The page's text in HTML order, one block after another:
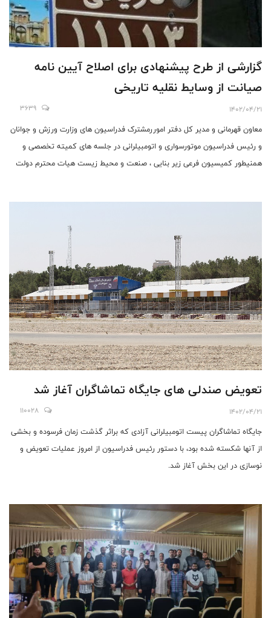
گزارشی از طرح پیشنهادی برای اصلاح آیین نامه
صیانت از وسایط نقلیه تاریخی
1402/04/21
3639
معاون قهرمانی و مدیر کل دفتر اموررمشترک فدراسیون های وزارت ورزش و جوانان
و رئیس فدراسیون موتورسواری و اتومبیلرانی در جلسه های کمیته تخصصی و
همنیطور کمیسیون فرعی زیر بنایی ، صنعت و محیط زیست هیات محترم دولت
تعویض صندلی های جایگاه تماشاگران آغاز شد
1402/04/21
110028
جایگاه تماشاگران پیست اتومبیلرانی آزادی که براثر گذشت زمان فرسوده و بخشی
از آنها شکسته شده بود، با دستور رئیس فدراسیون از امروز عملیات تعویض و
نوسازی در این بخش آغاز شد.